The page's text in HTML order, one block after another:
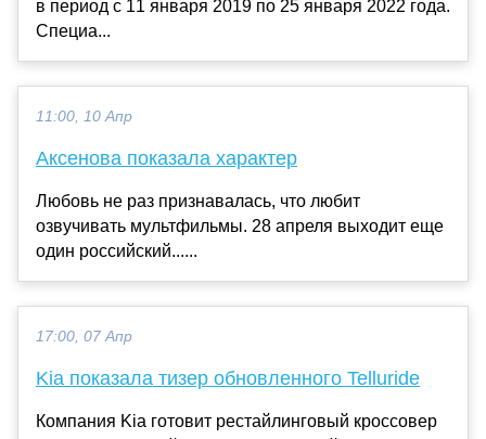
в период с 11 января 2019 по 25 января 2022 года.
Специа...
11:00, 10 Апр
Аксенова показала характер
Любовь не раз признавалась, что любит
озвучивать мультфильмы. 28 апреля выходит еще
один российский......
17:00, 07 Апр
Kia показала тизер обновленного Telluride
Компания Kia готовит рестайлинговый кроссовер